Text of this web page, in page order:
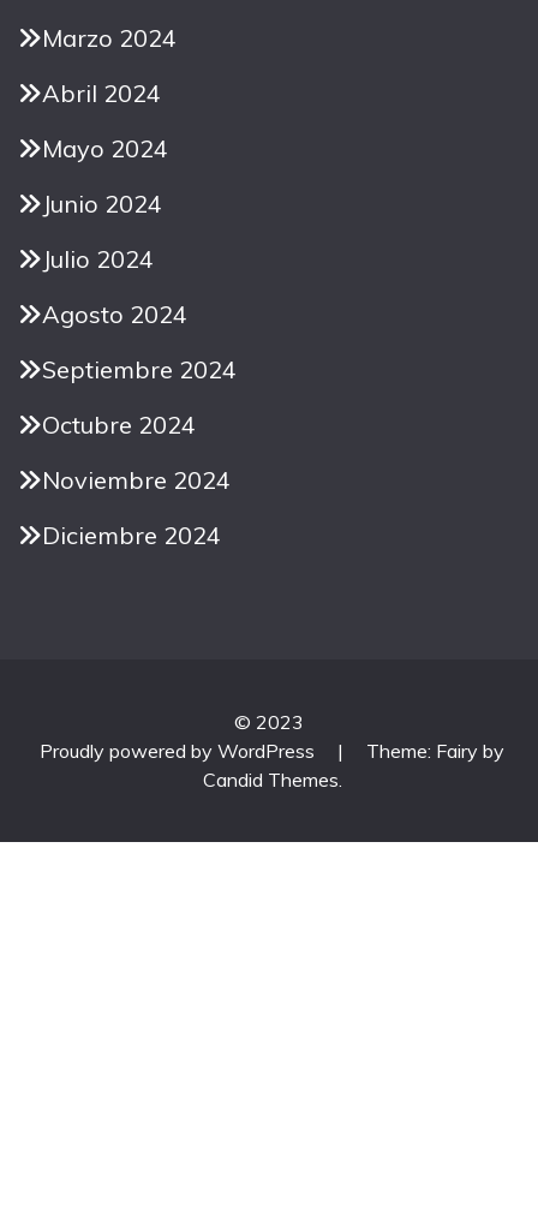
Marzo 2024
Abril 2024
Mayo 2024
Junio 2024
Julio 2024
Agosto 2024
Septiembre 2024
Octubre 2024
Noviembre 2024
Diciembre 2024
© 2023
Proudly powered by WordPress
|
Theme: Fairy by
Candid Themes.